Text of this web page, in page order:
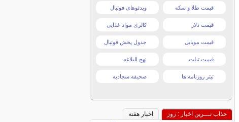
قیمت طلا و سکه ویدئوهای فوتبال
قیمت دلار کالری مواد غذایی
قیمت موبایل جدول پخش فوتبال
قیمت تبلت نهج البلاغه
تیتر روزنامه ها صحیفه سجادیه
جذاب تـــرین اخبار : روز
اخبار هفته